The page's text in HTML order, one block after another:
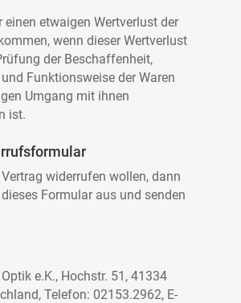
einen etwaigen Wertverlust der
wenn dieser Wertverlust
der Beschaffenheit,
Funktionsweise der Waren
Umgang mit ihnen
ist.
widerrufen wollen, dann
Formular aus und senden
e.K., Hochstr. 51, 41334
Telefon: 02153.2962, E-